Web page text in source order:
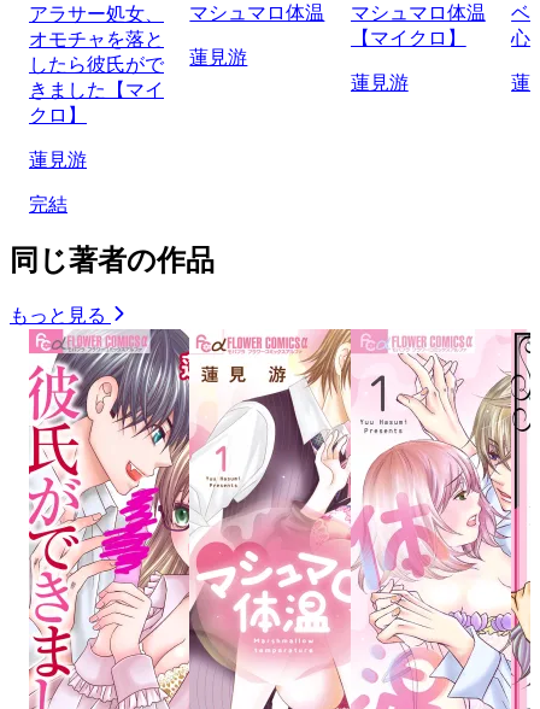
アラサー処女、
オモチャを落と
したら彼氏がで
きました【マイ
クロ】
蓮見游
完結
マシュマロ体温
蓮見游
マシュマロ体温
【マイクロ】
蓮見游
ベ
心
蓮
同じ著者の作品
もっと見る